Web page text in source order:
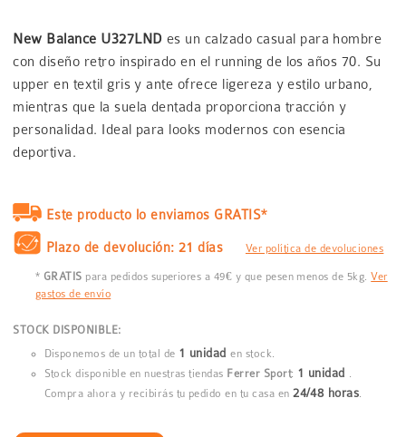
New Balance U327LND es un calzado casual para hombre
con diseño retro inspirado en el running de los años 70. Su
upper en textil gris y ante ofrece ligereza y estilo urbano,
mientras que la suela dentada proporciona tracción y
personalidad. Ideal para looks modernos con esencia
deportiva.
Este producto lo enviamos GRATIS*
Plazo de devolución: 21 días Ver política de devoluciones
* GRATIS para pedidos superiores a 49€ y que pesen menos de 5kg.Ver
gastos de envío
STOCK DISPONIBLE:
Disponemos de un total de 1 unidaden stock.
Stock disponible en nuestras tiendas Ferrer Sport: 1 unidad .
Compra ahora y recibirás tu pedido en tu casa en24/48 horas.